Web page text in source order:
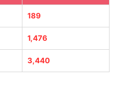
189
1,476
3,440